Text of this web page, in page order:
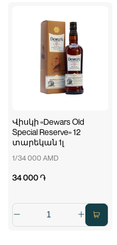
Վիսկի «Dewars Old
Special Reserve» 12
տարեկան 1լ
1/34 000 AMD
34 000 ֏